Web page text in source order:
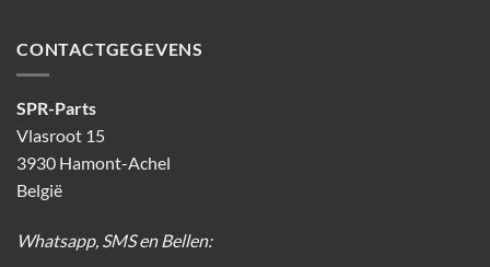
CONTACTGEGEVENS
SPR-Parts
Vlasroot 15
3930 Hamont-Achel
België
Whatsapp, SMS en Bellen: